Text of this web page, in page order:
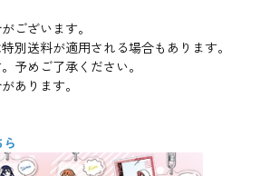
ございます。
送料が適用される場合もあります。
予めご了承ください。
あります。
ら